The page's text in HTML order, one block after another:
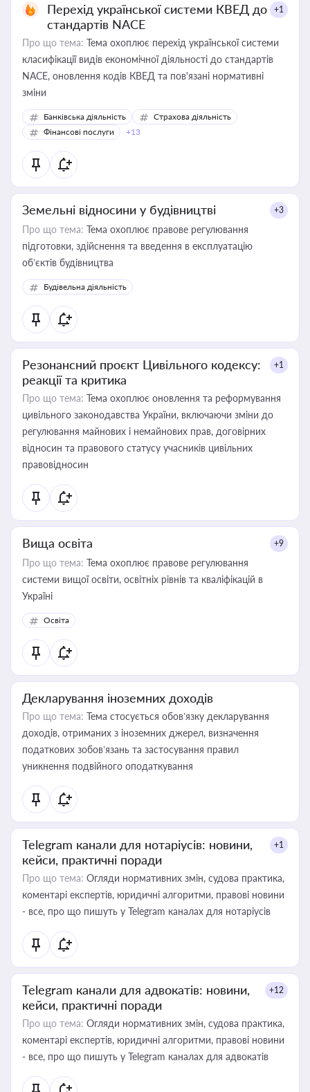
Перехід української системи КВЕД до
стандартів NACE
+1
Про що тема: Тема охоплює перехід української системи
класифікації видів економічної діяльності до стандартів
NACE, оновлення кодів КВЕД та пов'язані нормативні
зміни
Банківська діяльність
Страхова діяльність
Фінансові послуги
+13
Земельні відносини у будівництві +3
Про що тема: Тема охоплює правове регулювання
підготовки, здійснення та введення в експлуатацію
об’єктів будівництва
Будівельна діяльність
Резонансний проєкт Цивільного кодексу:
реакції та критика
+1
Про що тема: Тема охоплює оновлення та реформування
цивільного законодавства України, включаючи зміни до
регулювання майнових і немайнових прав, договірних
відносин та правового статусу учасників цивільних
правовідносин
Вища освіта +9
Про що тема: Тема охоплює правове регулювання
системи вищої освіти, освітніх рівнів та кваліфікацій в
Україні
Освіта
Декларування іноземних доходів
Про що тема: Тема стосується обов’язку декларування
доходів, отриманих з іноземних джерел, визначення
податкових зобов’язань та застосування правил
уникнення подвійного оподаткування
Telegram канали для нотаріусів: новини,
кейси, практичні поради
+1
Про що тема: Огляди нормативних змін, судова практика,
коментарі експертів, юридичні алгоритми, правові новини
- все, про що пишуть у Telegram каналах для нотаріусів
Telegram канали для адвокатів: новини,
кейси, практичні поради
+12
Про що тема: Огляди нормативних змін, судова практика,
коментарі експертів, юридичні алгоритми, правові новини
- все, про що пишуть у Telegram каналах для адвокатів